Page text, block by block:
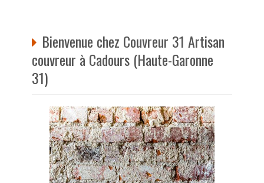
Bienvenue chez Couvreur 31 Artisan
couvreur à Cadours (Haute-Garonne
31)